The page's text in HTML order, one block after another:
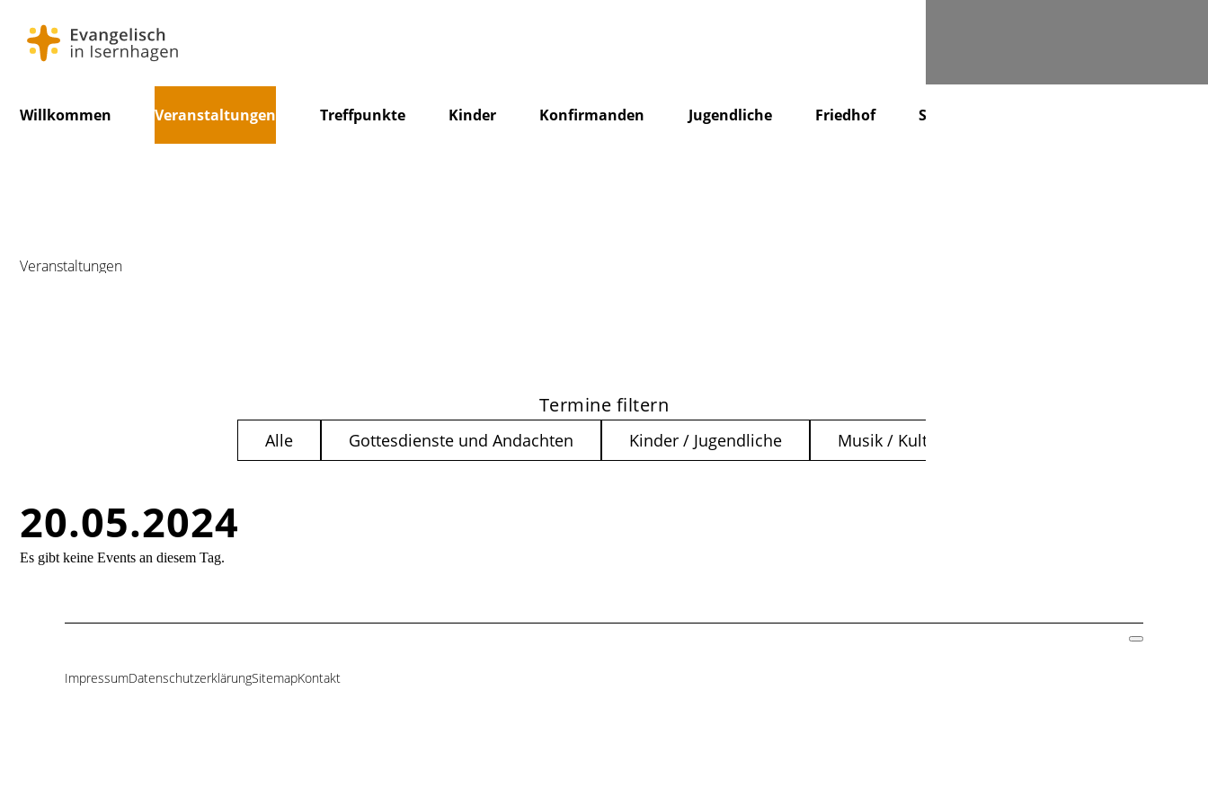
überspringen
Willkommen Veranstaltungen Treffpunkte Kinder Konfirmanden Jugendliche Friedhof Stiftung
Veranstaltungen
20.05.2024
Termine filtern
Alle Gottesdienste und Andachten Kinder / Jugendliche Musik / Kultur
Es gibt keine Events an diesem Tag.
Navigation
ImpressumDatenschutzerklärungSitemapKontakt